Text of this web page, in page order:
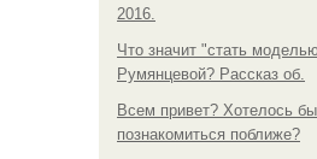
2016.
Что значит "стать
Румянцевой? Рассказ об.
Всем привет? Хотелось
познакомиться поближе?